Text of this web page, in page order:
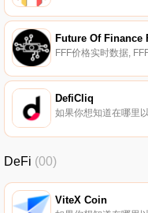
DefiCliq
DeFi (00)
ViteX Coin